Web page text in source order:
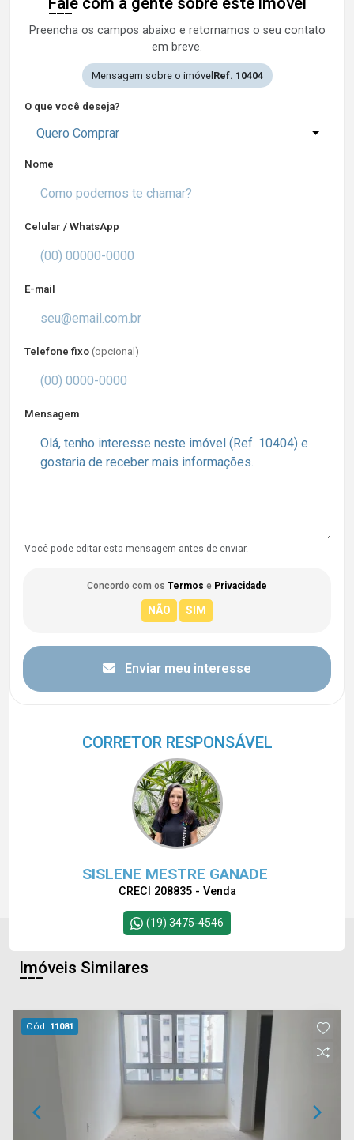
Preencha os campos abaixo e retornamos o seu contato
em breve.
Mensagem sobre o imóvel Ref. 10404
O que você deseja?
Quero Comprar
Nome
Celular / WhatsApp
E-mail
Telefone fixo (opcional)
Mensagem
Você pode editar esta mensagem antes de enviar.
Concordo com os Termos e Privacidade
Enviar meu interesse
CORRETOR RESPONSÁVEL
SISLENE MESTRE GANADE
CRECI 208835 - Venda
(19) 3475-4546
Imóveis Similares
Cód. 11081